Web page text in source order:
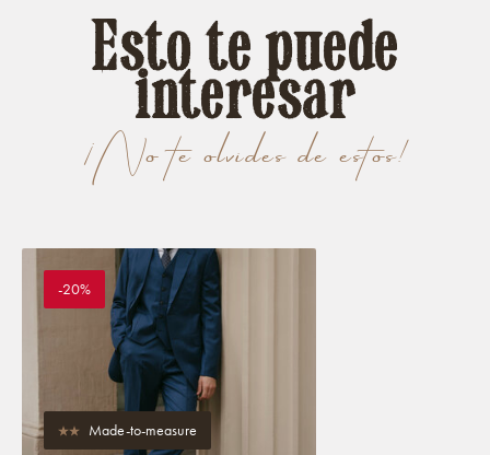
¡No te olvides de estos!
Esto te puede
interesar
-20%
Made-to-measure